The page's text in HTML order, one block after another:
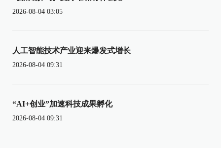
2026-08-04 03:05
人工智能技术产业迎来爆发式增长
2026-08-04 09:31
“AI+创业”加速科技成果孵化
2026-08-04 09:31